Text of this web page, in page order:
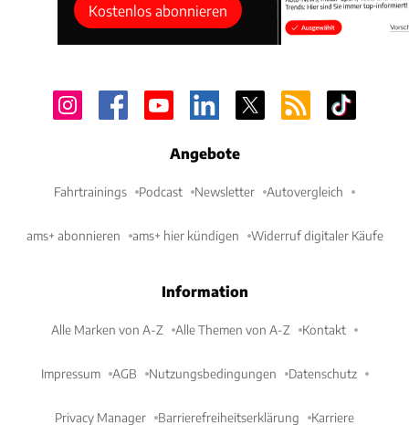
Kostenlos abonnieren
Angebote
Fahrtrainings Podcast Newsletter Autovergleich
ams+ abonnieren ams+ hier kündigen Widerruf digitaler Käufe
Information
Alle Marken von A-Z Alle Themen von A-Z Kontakt
Impressum AGB Nutzungsbedingungen Datenschutz
Privacy Manager Barrierefreiheitserklärung Karriere